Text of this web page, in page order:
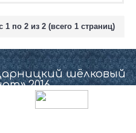
1 по 2 из 2 (всего 1 страниц)
шёлковый
2016.